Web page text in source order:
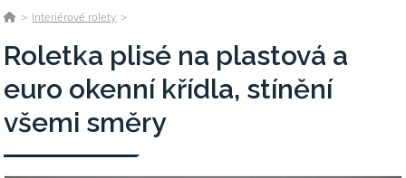
> Interiérové rolety >
Roletka plisé na plastová a
euro okenní křídla, stínění
všemi směry